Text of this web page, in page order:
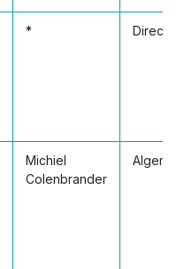
*
Michiel
Colenbrander